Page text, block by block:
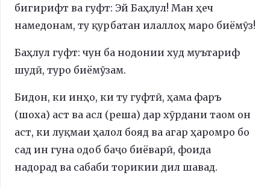
бигирифт ва гуфт: Эй Баҳлул! Ман ҳеч
намедонам, ту қурбатан илаллоҳ маро биёмӯз!
Баҳлул гуфт: чун ба нодонии худ муътариф
шудӣ, туро биёмӯзам.
Бидон, ки инҳо, ки ту гуфтӣ, ҳама фаръ
(шоха) аст ва асл (реша) дар хӯрдани таом он
аст, ки луқмаи ҳалол бояд ва агар ҳаромро бо
сад ин гуна одоб баҷо биёварӣ, фоида
надорад ва сабаби торикии дил шавад.